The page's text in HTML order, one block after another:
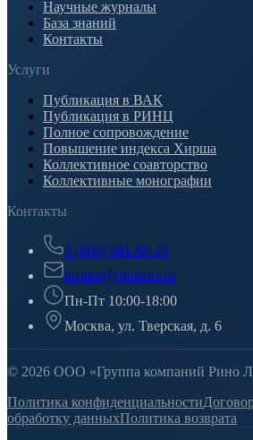
Научные журналы
База знаний
Контакты
Услуги
Публикация в ВАК
Публикация в РИНЦ
Полное сопровождение
Повышение индекса Хирша
Коллективное соавторство
Коллективные монографии
Контакты
8 (800) 301-88-45
institut@rinolens.ru
Пн-Пт 10:00-18:00
Москва, ул. Тверская, д. 6
© 2026 ООО «Группа компаний Рино
Политика конфиденциальности
обработку данныхПолитика возврата